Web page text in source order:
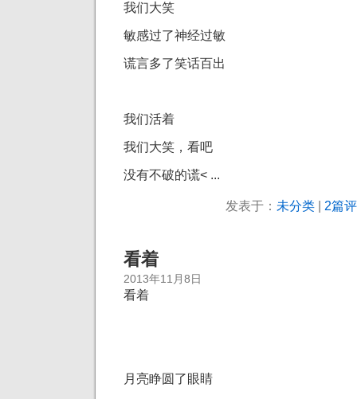
我们大笑
敏感过了神经过敏
谎言多了笑话百出
我们活着
我们大笑，看吧
没有不破的谎< ...
发表于： 未分类 2篇
看着
2013年11月8日
看着
月亮睁圆了眼睛